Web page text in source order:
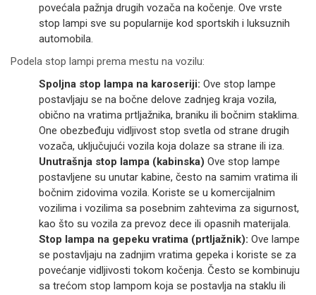
povećala pažnja drugih vozača na kočenje. Ove vrste
stop lampi sve su popularnije kod sportskih i luksuznih
automobila.
Podela stop lampi prema mestu na vozilu:
Spoljna stop lampa na karoseriji: Ove stop lampe
postavljaju se na bočne delove zadnjeg kraja vozila,
obično na vratima prtljažnika, braniku ili bočnim staklima.
One obezbeđuju vidljivost stop svetla od strane drugih
vozača, uključujući vozila koja dolaze sa strane ili iza.
Unutrašnja stop lampa (kabinska) Ove stop lampe
postavljene su unutar kabine, često na samim vratima ili
bočnim zidovima vozila. Koriste se u komercijalnim
vozilima i vozilima sa posebnim zahtevima za sigurnost,
kao što su vozila za prevoz dece ili opasnih materijala.
Stop lampa na gepeku vratima (prtljažnik): Ove lampe
se postavljaju na zadnjim vratima gepeka i koriste se za
povećanje vidljivosti tokom kočenja. Često se kombinuju
sa trećom stop lampom koja se postavlja na staklu ili